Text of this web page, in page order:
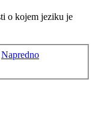
o kojem jeziku je
Napredno